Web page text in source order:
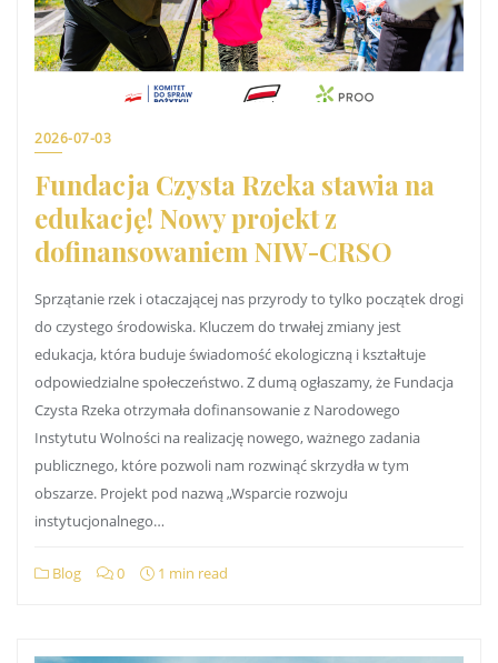
2026-07-03
Fundacja Czysta Rzeka stawia na
edukację! Nowy projekt z
dofinansowaniem NIW-CRSO
Sprzątanie rzek i otaczającej nas przyrody to tylko początek drogi
do czystego środowiska. Kluczem do trwałej zmiany jest
edukacja, która buduje świadomość ekologiczną i kształtuje
odpowiedzialne społeczeństwo. Z dumą ogłaszamy, że Fundacja
Czysta Rzeka otrzymała dofinansowanie z Narodowego
Instytutu Wolności na realizację nowego, ważnego zadania
publicznego, które pozwoli nam rozwinąć skrzydła w tym
obszarze. Projekt pod nazwą „Wsparcie rozwoju
instytucjonalnego…
Blog 0 1 min read